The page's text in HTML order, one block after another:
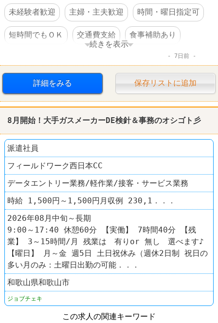
未経験者歓迎
主婦・主夫歓迎 時間・曜日指定可
短時間でもＯＫ 交通費支給 食事補助あり
続きを表示
7日前
詳細をみる 保存リストに追加
8月開始！大手ガスメーカーDE検針＆事務のオシゴト彡
派遣社員
フィールドワーク西日本CC
データエントリー業務/軽作業/接客・サービス業務
時給 1,500円～1,500円月収例 230,1．．．
2026年08月中旬～長期
9:00～17:40 休憩60分 【実働】 7時間40分 【残
業】 3～15時間/月 残業は 有りor 無し 選べます♪
【曜日】 月～金 週5日 土日祝休み（週休2日制 祝日の
多い月のみ：土曜日出勤の可能．．．
和歌山県和歌山市
ジョブチェキ
この求人の関連キーワード